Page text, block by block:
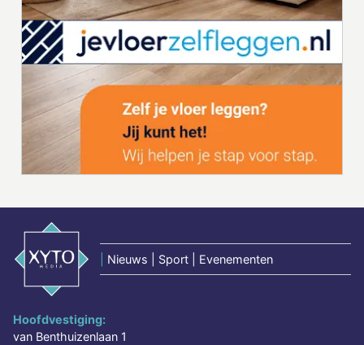
Nieuws | Sport | Evenementen
Hoofdvestiging:
van Benthuizenlaan 1